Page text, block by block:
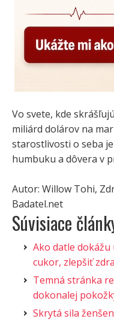
Vo svete, kde
miliárd dolárov na
starostlivosti o seba
humbuku a dôvera v
Autor: Willow Tohi,
Badatel.net
Súvisiace
Ako datle
cukor, zlepšiť
Temná stránka
dokonalej
Skrytá sila